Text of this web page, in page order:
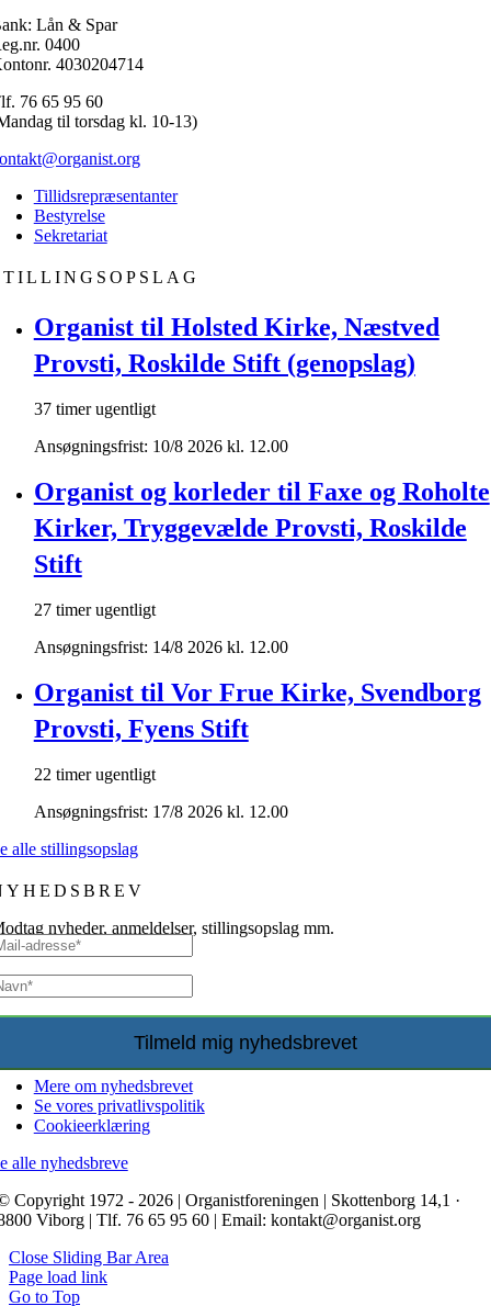
Lån & Spar
0400
4030204714
76 65 95 60
til torsdag kl. 10-13)
Tillidsrepræsentanter
Bestyrelse
Sekretariat
Organist til Holsted Kirke, Næstved
Provsti, Roskilde Stift (genopslag)
37 timer ugentligt
Ansøgningsfrist: 10/8 2026 kl. 12.00
Organist og korleder til Faxe og Roholte
Kirker, Tryggevælde Provsti, Roskilde
Stift
27 timer ugentligt
Ansøgningsfrist: 14/8 2026 kl. 12.00
Organist til Vor Frue Kirke, Svendborg
Provsti, Fyens Stift
22 timer ugentligt
Ansøgningsfrist: 17/8 2026 kl. 12.00
alle stillingsopslag
nyheder, anmeldelser, stillingsopslag mm.
Mere om nyhedsbrevet
Se vores privatlivspolitik
Cookieerklæring
alle nyhedsbreve
Copyright 1972 - 2026 | Organistforeningen | Skottenborg 14,1 ·
Viborg | Tlf. 76 65 95 60 | Email: kontakt@organist.org
Close Sliding Bar Area
Page load link
Go to Top